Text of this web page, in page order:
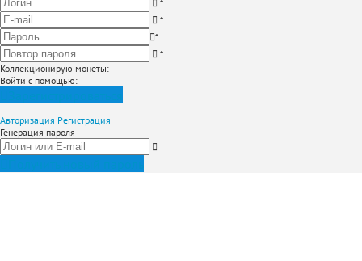
*
*
*
*
Коллекционирую монеты:
Войти с помощью:
Авторизация Регистрация
Генерация пароля